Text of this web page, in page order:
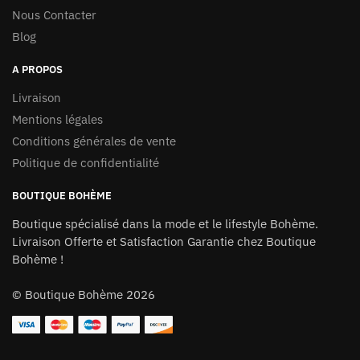
Nous Contacter
Blog
A PROPOS
Livraison
Mentions légales
Conditions générales de vente
Politique de confidentialité
BOUTIQUE BOHÈME
Boutique spécialisé dans la mode et le lifestyle Bohème.
Livraison Offerte et Satisfaction Garantie chez Boutique
Bohème !
© Boutique Bohème 2026